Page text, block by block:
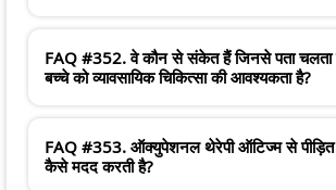
FAQ #352. वे कौन से संकेत हैं जिनसे पता चलता
बच्चे को व्यावसायिक चिकित्सा की आवश्यकता है?
FAQ #353. ऑक्युपेशनल थेरेपी ऑटिज्म से पीड़ित
कैसे मदद करती है?